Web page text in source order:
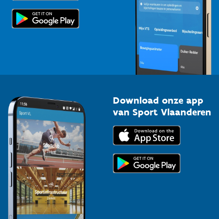
Topsporters
Download onze app
van Sport Vlaanderen